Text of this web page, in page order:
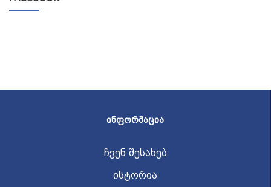
ᲘᲜᲤᲝᲠᲛᲐᲪᲘᲐ
ჩვენ შესახებ
ისტორია